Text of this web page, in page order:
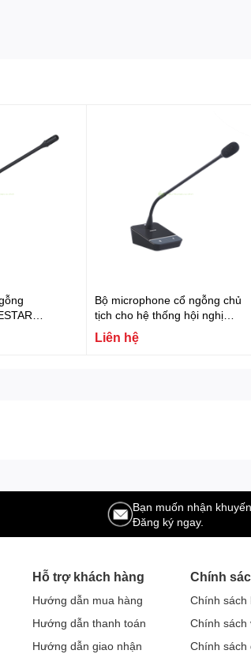
Bộ microphone cổ ngỗng chủ
tịch cho hệ thống hội nghị
FONESTAR MIC-SCF-P
Liên hệ
Bạn muốn nhận
Đăng ký ngay.
Hỗ trợ khách hàng
Hướng dẫn mua hàng
Hướng dẫn thanh toán
Hướng dẫn giao nhận
Chính
Chính sách
Chính sách
Chính sách